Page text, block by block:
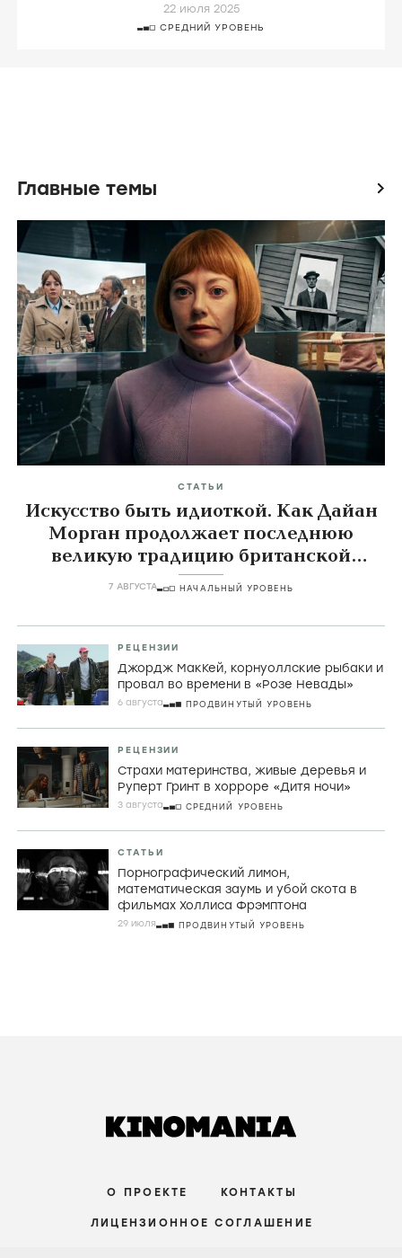
22 июля 2025
СРЕДНИЙ УРОВЕНЬ
Главные темы icon
СТАТЬИ
Искусство быть идиоткой. Как Дайан
Морган продолжает последнюю
великую традицию британской
комедии
7 АВГУСТА НАЧАЛЬНЫЙ УРОВЕНЬ
РЕЦЕНЗИИ
Джордж МакКей, корнуоллские рыбаки и
провал во времени в «Розе Невады»
6 августа ПРОДВИНУТЫЙ УРОВЕНЬ
РЕЦЕНЗИИ
Страхи материнства, живые деревья и
Руперт Гринт в хорроре «Дитя ночи»
3 августа СРЕДНИЙ УРОВЕНЬ
СТАТЬИ
Порнографический лимон,
математическая заумь и убой скота в
фильмах Холлиса Фрэмптона
29 июля ПРОДВИНУТЫЙ УРОВЕНЬ
О ПРОЕКТЕ КОНТАКТЫ
ЛИЦЕНЗИОННОЕ СОГЛАШЕНИЕ